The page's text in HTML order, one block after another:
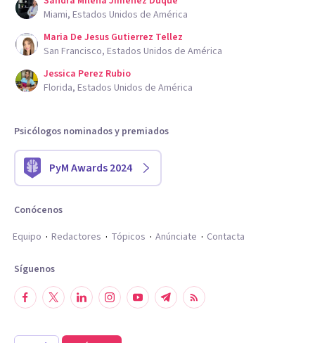
Miami, Estados Unidos de América
Maria De Jesus Gutierrez Tellez
San Francisco, Estados Unidos de América
Jessica Perez Rubio
Florida, Estados Unidos de América
Psicólogos nominados y premiados
PyM Awards 2024
Conócenos
Equipo
Redactores Tópicos Anúnciate Contacta
Síguenos